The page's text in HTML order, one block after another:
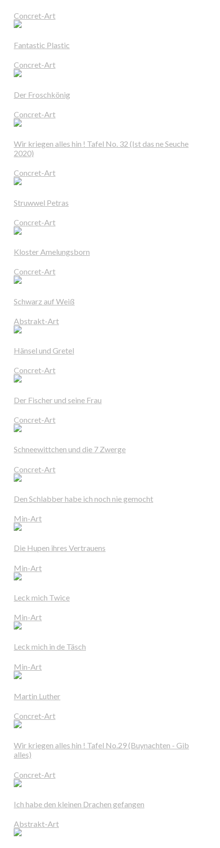
Concret-Art
Fantastic Plastic
Concret-Art
Der Froschkönig
Concret-Art
Wir kriegen alles hin ! Tafel No. 32 (Ist das ne Seuche
2020)
Concret-Art
Struwwel Petras
Concret-Art
Kloster Amelungsborn
Concret-Art
Schwarz auf Weiß
Abstrakt-Art
Hänsel und Gretel
Concret-Art
Der Fischer und seine Frau
Concret-Art
Schneewittchen und die 7 Zwerge
Concret-Art
Den Schlabber habe ich noch nie gemocht
Min-Art
Die Hupen ihres Vertrauens
Min-Art
Leck mich Twice
Min-Art
Leck mich in de Täsch
Min-Art
Martin Luther
Concret-Art
Wir kriegen alles hin ! Tafel No.29 (Buynachten - Gib
alles)
Concret-Art
Ich habe den kleinen Drachen gefangen
Abstrakt-Art